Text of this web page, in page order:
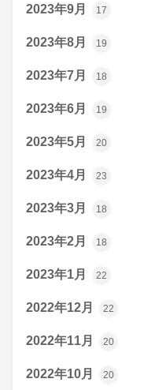
2023年9月 17
2023年8月 19
2023年7月 18
2023年6月 19
2023年5月 20
2023年4月 23
2023年3月 18
2023年2月 18
2023年1月 22
2022年12月 22
2022年11月 20
2022年10月 20